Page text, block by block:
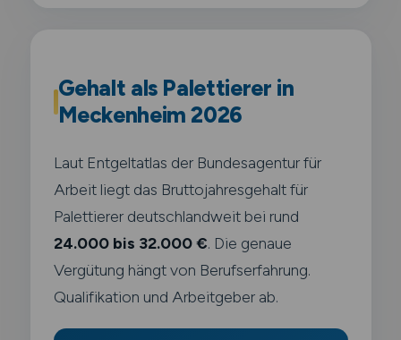
Gehalt als Palettierer in
Meckenheim 2026
Laut Entgeltatlas der Bundesagentur für
Arbeit liegt das Bruttojahresgehalt für
Palettierer deutschlandweit bei rund
24.000 bis 32.000 €. Die genaue
Vergütung hängt von Berufserfahrung.
Qualifikation und Arbeitgeber ab.